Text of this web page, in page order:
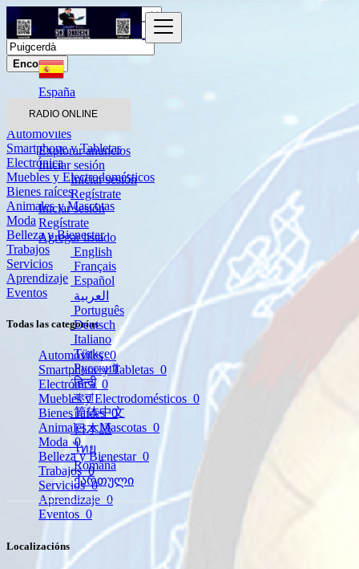
RADIO ONLINE
Explorar anuncios
Iniciar sesión
Iniciar sesión
Regístrate
Iniciar sesión
Regístrate
Agregar listado
English
Français
Español
العربية
Português
Deutsch
Italiano
Türkçe
Русский
हिन्दी
বাংলা
简体中文
日本語
ไทย
Română
ქართული
Encontrar
España
Automóviles
Smartphone y Tabletas
Electrónica
Muebles y Electrodomésticos
Bienes raíces
Animales y Mascotas
Moda
Belleza y Bienestar
Trabajos
Servicios
Aprendizaje
Eventos
Todas las categorías
Automóviles0
Smartphone y Tabletas 0
Electrónica 0
Muebles y Electrodomésticos 0
Bienes raíces0
Animales y Mascotas 0
Moda 0
Belleza y Bienestar 0
Trabajos0
Servicios0
Aprendizaje 0
Eventos 0
Localizacións